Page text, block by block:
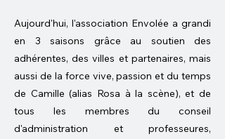
Aujourd'hui, l'association Envolée a grandi
en 3 saisons grâce au soutien des
adhérentes, des villes et partenaires, mais
aussi de la force vive, passion et du temps
de Camille (alias Rosa à la scène), et de
tous les membres du conseil
d'administration et professeures,